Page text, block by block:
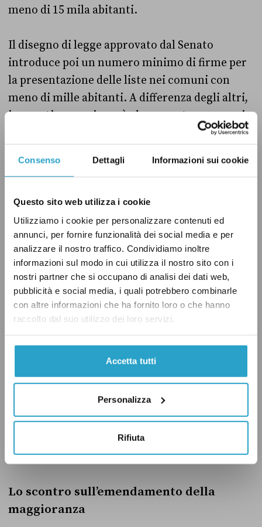
Consenso Dettagli Informazioni sui cookie
Questo sito web utilizza i cookie
Utilizziamo i cookie per personalizzare contenuti ed
annunci, per fornire funzionalità dei social media e per
analizzare il nostro traffico. Condividiamo inoltre
informazioni sul modo in cui utilizza il nostro sito con i
nostri partner che si occupano di analisi dei dati web,
pubblicità e social media, i quali potrebbero combinarle
con altre informazioni che ha fornito loro o che hanno
raccolto dal suo utilizzo dei loro servizi.
Accetta tutti
Personalizza
Rifiuta
meno di 15 mila abitanti.
Il disegno di legge approvato dal Senato
introduce poi un numero minimo di firme per
la presentazione delle liste nei comuni con
meno di mille abitanti. A differenza degli altri,
in questi comuni non è al momento necessaria
nessuna sottoscrizione per candidarsi alle
dal Senato
stabilisceche per presentare una
saranno necessarie tra le 15 e le 30 firme; in
quelli tra 501 e 750 abitanti tra le dieci e le 20
firme, mentre nei comuni con meno di 500
abitanti saranno necessarie tra le cinque e le
dieci firme. «È una norma che assicura la
stabilità dei comuni e soprattutto allontana i
commissariamenti dai comuni, che provocano
il blocco dell’attività amministrativa, la stasi
politica e costi maggiori, che devono
sopportare i comuni stessi», ha affermato
Pirovano durante l’esame del testo in Senato.
Sul salario minimo l’opposizione
è unita solo a parole
Lo scontro sull’emendamento della
maggioranza